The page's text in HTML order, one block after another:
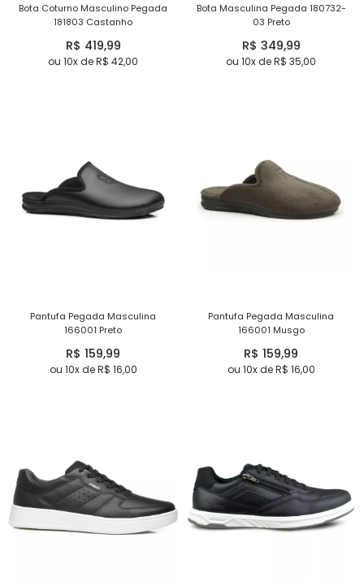
Bota Coturno Masculino Pegada
181803 Castanho
R$ 419,99
ou 10x de R$ 42,00
Bota Masculina Pegada 180732-
03 Preto
R$ 349,99
ou 10x de R$ 35,00
Pantufa Pegada Masculina
166001 Preto
R$ 159,99
ou 10x de R$ 16,00
Pantufa Pegada Masculina
166001 Musgo
R$ 159,99
ou 10x de R$ 16,00